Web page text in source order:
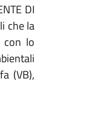
DI
che la
con lo
(VB),